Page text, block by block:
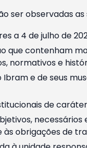
ser observadas
a 4 de julho de
que contenham
normativos e
e de seus
de
obrigações de